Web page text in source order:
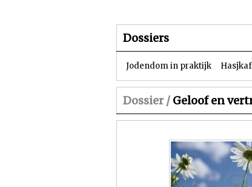
Dossiers
Jodendom in praktijk
Dossier / Geloof en